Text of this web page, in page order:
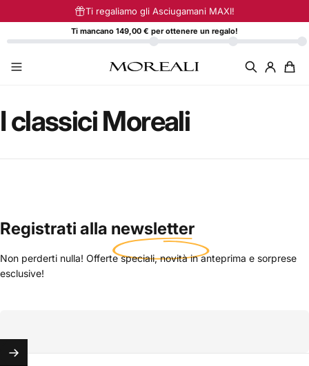
Vai direttamente ai contenutiTi regaliamo gli Asciugamani MAXI!
Ti mancano 149,00 € per ottenere un regalo!
IclassiciMoreali
Registrati alla newsletter
Non perderti nulla! Offerte speciali, novità in anteprima e sorprese
esclusive!